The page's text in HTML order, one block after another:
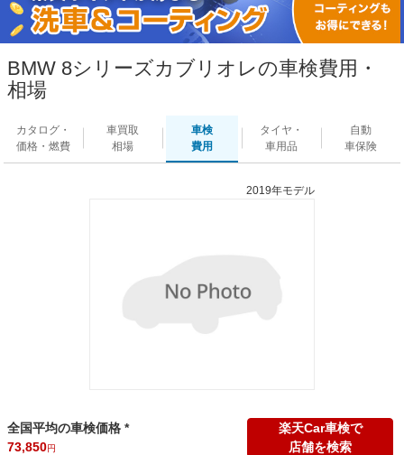
BMW 8シリーズカブリオレの車検費用・
相場
カタログ・
価格・燃費
車買取
相場
車検
費用
タイヤ・
車用品
自動
車保険
2019年モデル
全国平均の車検価格 *
73,850円
楽天Car車検で
店舗を検索